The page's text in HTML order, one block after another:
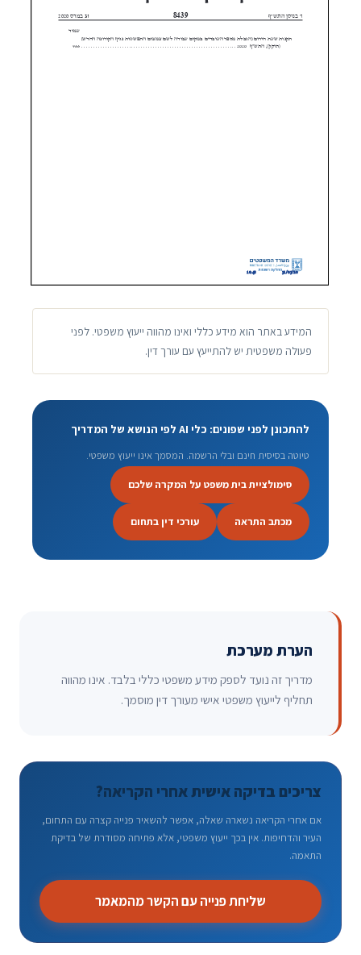
המידע באתר הוא מידע כללי ואינו מהווה ייעוץ משפטי. לפני
פעולה משפטית יש להתייעץ עם עורך דין.
להתכונן לפני שפונים: כלי AI לפי הנושא של המדריך
טיוטה בסיסית חינם ובלי הרשמה. המסמך אינו ייעוץ משפטי.
סימולציית בית משפט על המקרה שלכם
מכתב התראה עורכי דין בתחום
הערת מערכת
מדריך זה נועד לספק מידע משפטי כללי בלבד. אינו מהווה
תחליף לייעוץ משפטי אישי מעורך דין מוסמך.
צריכים בדיקה אישית אחרי הקריאה?
אם אחרי הקריאה נשארה שאלה, אפשר להשאיר פנייה קצרה עם התחום,
העיר והדחיפות. אין בכך ייעוץ משפטי, אלא פתיחה מסודרת של בדיקת
התאמה.
שליחת פנייה עם הקשר מהמאמר